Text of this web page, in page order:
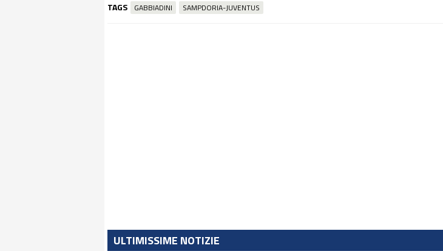
TAGS GABBIADINI SAMPDORIA-JUVENTUS
ULTIMISSIME NOTIZIE